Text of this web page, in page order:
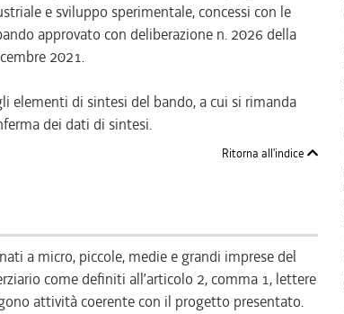
e sviluppo sperimentale, concessi con le
approvato con deliberazione n. 2026 della
2021.
elementi di sintesi del bando, a cui si rimanda
dei dati di sintesi.
Ritorna all'indice
a micro, piccole, medie e grandi imprese del
come definiti all’articolo 2, comma 1, lettere
attività coerente con il progetto presentato.